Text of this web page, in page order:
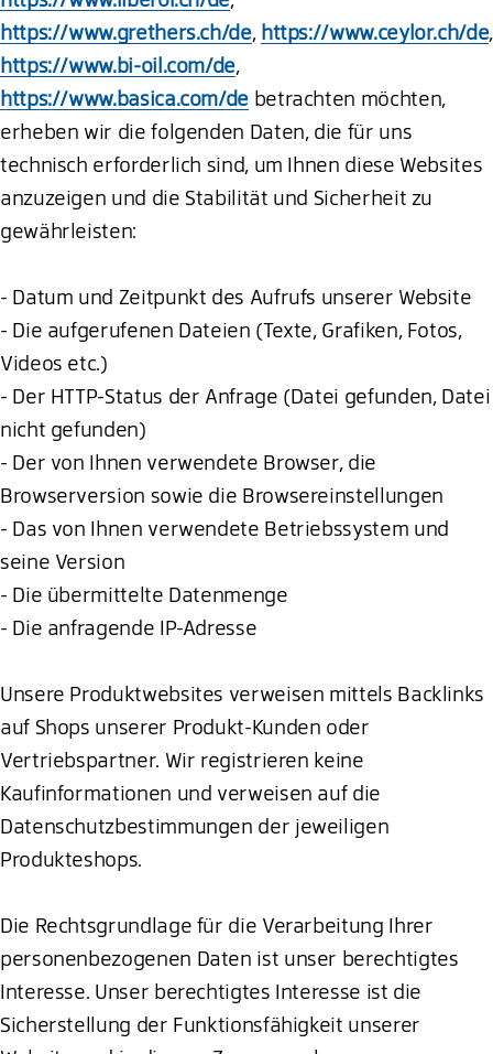
https://www.grethers.ch/de, https://www.ceylor.ch/de,
https://www.bi-oil.com/de,
https://www.basica.com/de betrachten möchten,
erheben wir die folgenden Daten, die für uns
technisch erforderlich sind, um Ihnen diese Websites
anzuzeigen und die Stabilität und Sicherheit zu
gewährleisten:
- Datum und Zeitpunkt des Aufrufs unserer Website
- Die aufgerufenen Dateien (Texte, Grafiken, Fotos,
Videos etc.)
- Der HTTP-Status der Anfrage (Datei gefunden, Datei
nicht gefunden)
- Der von Ihnen verwendete Browser, die
Browserversion sowie die Browsereinstellungen
- Das von Ihnen verwendete Betriebssystem und
seine Version
- Die übermittelte Datenmenge
- Die anfragende IP-Adresse
Unsere Produktwebsites verweisen mittels Backlinks
auf Shops unserer Produkt-Kunden oder
Vertriebspartner. Wir registrieren keine
Kaufinformationen und verweisen auf die
Datenschutzbestimmungen der jeweiligen
Produkteshops.
Die Rechtsgrundlage für die Verarbeitung Ihrer
personenbezogenen Daten ist unser berechtigtes
Interesse. Unser berechtigtes Interesse ist die
Sicherstellung der Funktionsfähigkeit unserer